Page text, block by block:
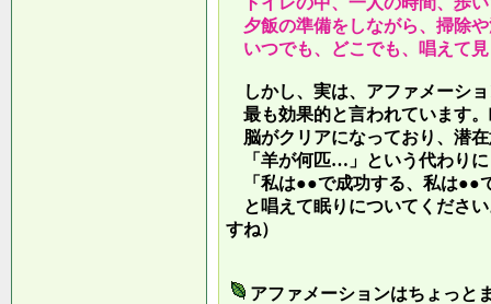
夕飯の準備をしながら、掃除
いつでも、どこでも、唱えて
しかし、実は、アファメーシ
最も効果的と言われています
脳がクリアになっており、潜
「羊が何匹…」という代わりに
「私は●●で成功する、私は●●
と唱えて眠りについてくださ
すね）
アファメーションはちょっと